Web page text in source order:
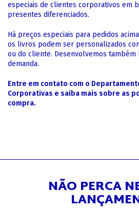
especiais de clientes corporativos em
presentes diferenciados.
Há preços especiais para pedidos
os livros podem ser personalizados
ou do cliente. Desenvolvemos
demanda.
Entre em contato com o
Corporativas e saiba mais sobre as
compra.
NÃO PERCA